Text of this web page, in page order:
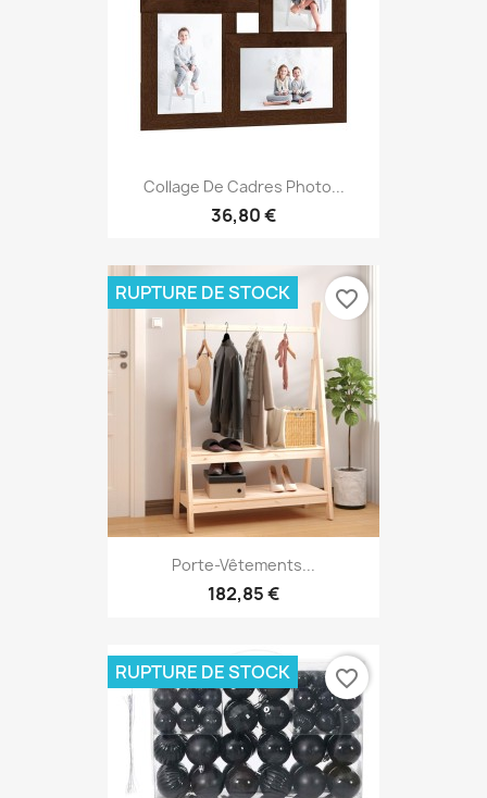
Collage De Cadres Photo...
36,80 €
Porte-Vêtements...
182,85 €
RUPTURE DE STOCK favorite_border
RUPTURE DE STOCK favorite_border